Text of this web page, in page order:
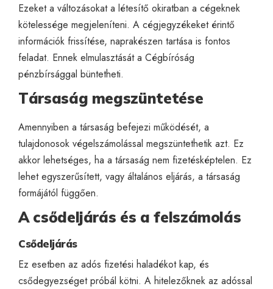
Ezeket a változásokat a létesítő okiratban a cégeknek
kötelessége megjeleníteni. A cégjegyzékeket érintő
információk frissítése, naprakészen tartása is fontos
feladat. Ennek elmulasztását a Cégbíróság
pénzbírsággal büntetheti.
Társaság megszüntetése
Amennyiben a társaság befejezi működését, a
tulajdonosok végelszámolással megszüntethetik azt. Ez
akkor lehetséges, ha a társaság nem fizetésképtelen. Ez
lehet egyszerűsített, vagy általános eljárás, a társaság
formájától függően.
A csődeljárás és a felszámolás
Csődeljárás
Ez esetben az adós fizetési haladékot kap, és
csődegyezséget próbál kötni. A hitelezőknek az adóssal